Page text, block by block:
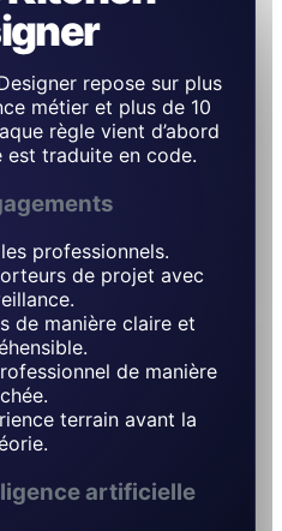
repose sur plus
métier et plus de 10
règle vient d’abord
est traduite en code.
professionnels.
de projet avec
de manière claire et
de manière
terrain avant la
artificielle